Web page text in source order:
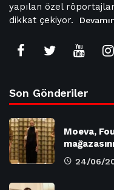
yapılan özel
dikkat çekiyor.
Son Gönderiler
Moeva,
24/06/